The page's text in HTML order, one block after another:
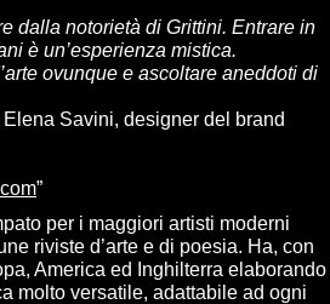
dalla notorietà di Grittini. Entrare in
è un’esperienza mistica.
ovunque e ascoltare aneddoti di
Elena Savini, designer del brand
”
per i maggiori artisti moderni
riviste d’arte e di poesia. Ha, con
America ed Inghilterra elaborando
molto versatile, adattabile ad ogni